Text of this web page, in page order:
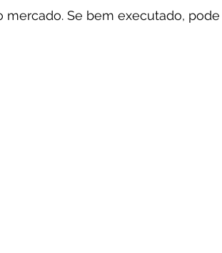
Se bem executado, pode